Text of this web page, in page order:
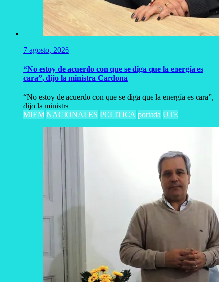
7 agosto, 2026
“No estoy de acuerdo con que se diga que la energía es
cara”, dijo la ministra Cardona
“No estoy de acuerdo con que se diga que la energía es cara”,
dijo la ministra...
MIEM NACIONALES POLITICA portada UTE